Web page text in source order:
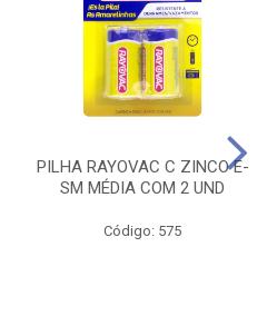
PILHA RAYOVAC C ZINCO E-
SM MÉDIA COM 2 UND
Código: 575